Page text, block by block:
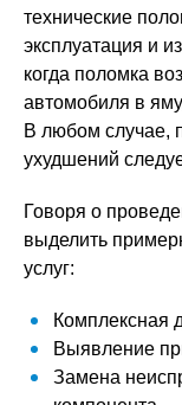
технические
эксплуатация и
когда поломка
автомобиля в
В любом случае,
ухудшений
Говоря о
выделить
услуг:
Комплексная
Выявление
Замена